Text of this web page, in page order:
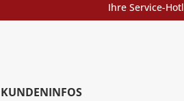
Ihre Service-
KUNDENINFOS